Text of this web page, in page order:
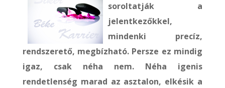
soroltatják a
jelentkezőkkel,
mindenki precíz,
rendszerető, megbízható. Persze ez mindig
igaz, csak néha nem. Néha igenis
rendetlenség marad az asztalon, elkésik a